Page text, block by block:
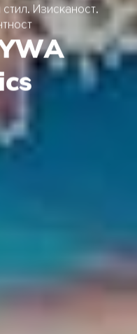
стил. Изисканост.
тност
WA
cs